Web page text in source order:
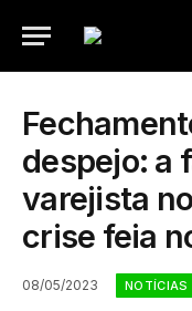
despejo: a
varejista
crise feia
08/05/2023 NOTÍCIAS